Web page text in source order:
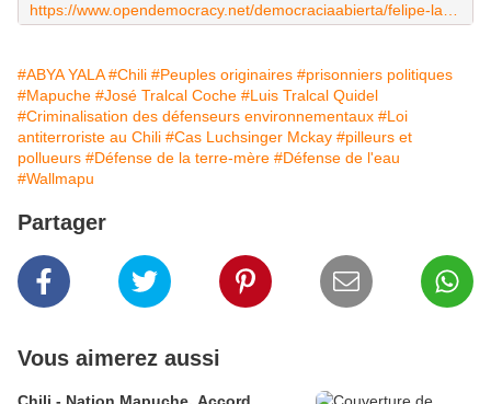
#ABYA YALA #Chili #Peuples originaires #prisonniers politiques
#Mapuche #José Tralcal Coche #Luis Tralcal Quidel
#Criminalisation des défenseurs environnementaux #Loi
antiterroriste au Chili #Cas Luchsinger Mckay #pilleurs et
pollueurs #Défense de la terre-mère #Défense de l'eau
#Wallmapu
Partager
Vous aimerez aussi